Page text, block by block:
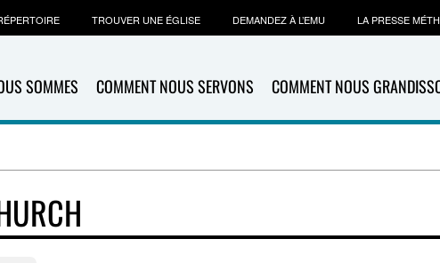
SOMMES COMMENT NOUS SERVONS COMMENT NOUS
TROUVER UNE ÉGLISE DEMANDEZ À L’EMU LA PRESSE